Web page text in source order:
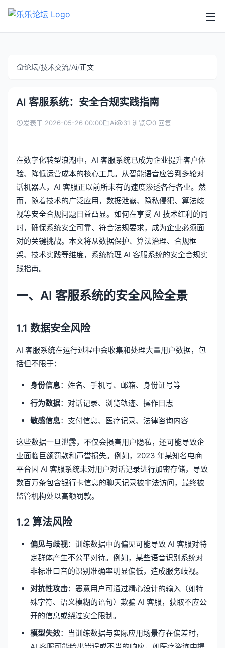
论坛/技术交流/Ai/正文
AI 客服系统：安全合规实践指南
发表于 2026-05-26 00:00 Ai 31 浏览 0 回复
在数字化转型浪潮中，AI 客服系统已成为企业提升客户体
验、降低运营成本的核心工具。从智能语音应答到多轮对
话机器人，AI 客服正以前所未有的速度渗透各行各业。然
而，随着技术的广泛应用，数据泄露、隐私侵犯、算法歧
视等安全合规问题日益凸显。如何在享受 AI 技术红利的同
时，确保系统安全可靠、符合法规要求，成为企业必须面
对的关键挑战。本文将从数据保护、算法治理、合规框
架、技术实践等维度，系统梳理 AI 客服系统的安全合规实
践指南。
一、AI 客服系统的安全风险全景
1.1 数据安全风险
AI 客服系统在运行过程中会收集和处理大量用户数据，包
括但不限于：
身份信息：姓名、手机号、邮箱、身份证号等
行为数据：对话记录、浏览轨迹、操作日志
敏感信息：支付信息、医疗记录、法律咨询内容
这些数据一旦泄露，不仅会损害用户隐私，还可能导致企
业面临巨额罚款和声誉损失。例如，2023 年某知名电商
平台因 AI 客服系统未对用户对话记录进行加密存储，导致
数百万条包含银行卡信息的聊天记录被非法访问，最终被
监管机构处以高额罚款。
1.2 算法风险
偏见与歧视：训练数据中的偏见可能导致 AI 客服对特
定群体产生不公平对待。例如，某些语音识别系统对
非标准口音的识别准确率明显偏低，造成服务歧视。
对抗性攻击：恶意用户可通过精心设计的输入（如特
殊字符、语义模糊的语句）欺骗 AI 客服，获取不应公
开的信息或绕过安全限制。
模型失效：当训练数据与实际应用场景存在偏差时，